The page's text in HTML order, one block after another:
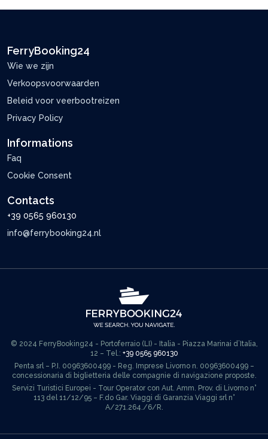
FerryBooking24
Wie we zijn
Verkoopsvoorwaarden
Beleid voor veerbootreizen
Privacy Policy
Informations
Faq
Cookie Consent
Contacts
+39 0565 960130
info@ferrybooking24.nl
© 2024 FerryBooking24 - Portoferraio (LI) - Italia - Piazza Marinai d’Italia,
12 – Tel.: +39 0565 960130
Penta srl – P.I. 00963600499 - Reg. Imprese Livorno n. 00963600499 –
concessionaria di biglietteria delle compagnie di navigazione proposte.
Servizi Turistici Europei - Tour Operator con Aut. Amm. Prov. di Livorno n°
113 del 11/12/95 – F.do Gar. Viaggi di Garanzia Viaggi srl n°
A/271.264./6/R.